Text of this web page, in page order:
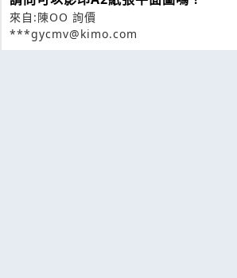
來自:陳OO 詢價
***gycmv@kimo.com